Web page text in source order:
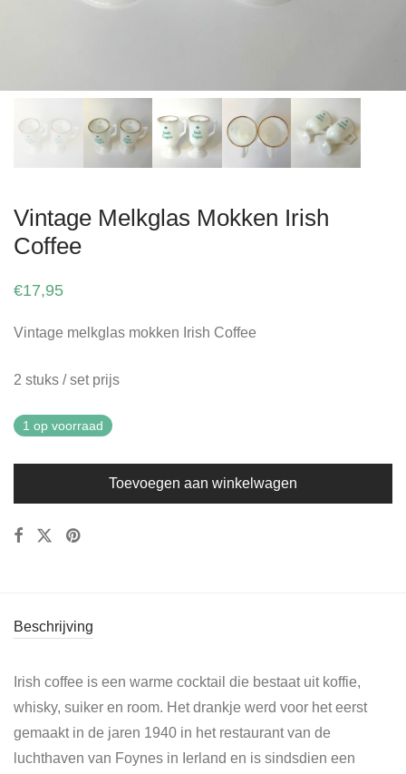
Vintage Melkglas Mokken Irish
Coffee
€17,95
Vintage melkglas mokken Irish Coffee
2 stuks / set prijs
1 op voorraad
Toevoegen aan winkelwagen
Beschrijving
Irish coffee is een warme cocktail die bestaat uit koffie,
whisky, suiker en room. Het drankje werd voor het eerst
gemaakt in de jaren 1940 in het restaurant van de
luchthaven van Foynes in Ierland en is sindsdien een